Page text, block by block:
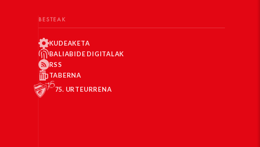
BESTEAK
KUDEAKETA
BALIABIDE DIGITALAK
RSS
TABERNA
75. URTEURRENA